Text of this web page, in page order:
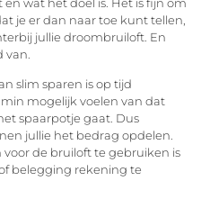
je er dan naar toe kunt tellen,
jullie droombruiloft. En
van.
slim sparen is op tijd
mogelijk voelen van dat
spaarpotje gaat. Dus
jullie het bedrag opdelen.
de bruiloft te gebruiken is
belegging rekening te